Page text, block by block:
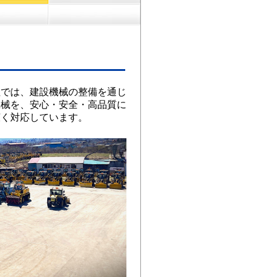
は、建設機械の整備を通じ
を、安心・安全・高品質に
対応しています。